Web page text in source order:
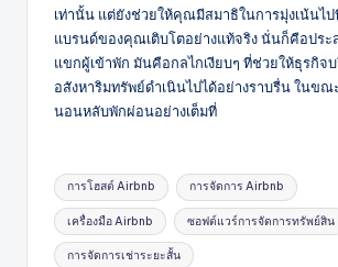
เท่านั้น แต่ยังช่วยให้คุณมีสมาธิในการมุ่งเน้นไ
แบรนด์ของคุณเติบโตอย่างแท้จริง นั่นก็คือปร
แขกผู้เข้าพัก มันคือกลไกเงียบๆ ที่ช่วยให้ธุรกิจ
อสังหาริมทรัพย์ดำเนินไปได้อย่างราบรื่น ในขณ
นอนหลับพักผ่อนอย่างเต็มที่
แท็ก:
การโฮสต์ Airbnb การจัดการ Airbnb
เครื่องมือ Airbnb ซอฟต์แวร์การจัดการทรัพย์สิน
การจัดการเช่าระยะสั้น